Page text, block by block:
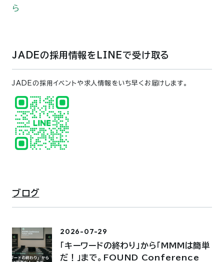
ら
JADEの採用情報をLINEで受け取る
JADEの採用イベントや求人情報をいち早くお届けします。
ブログ
2026-07-29
「キーワードの終わり」から「MMMは簡単
だ！」まで。FOUND Conference